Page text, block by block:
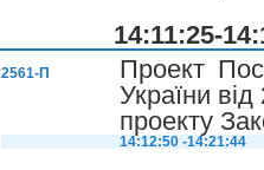
14:11:25-
2561-П
Проект
України
проекту
14:12:50 -14:21:44